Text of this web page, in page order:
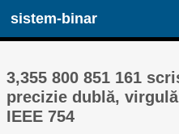
sistem-binar
3,355 800 851 161
precizie dublă,
IEEE 754